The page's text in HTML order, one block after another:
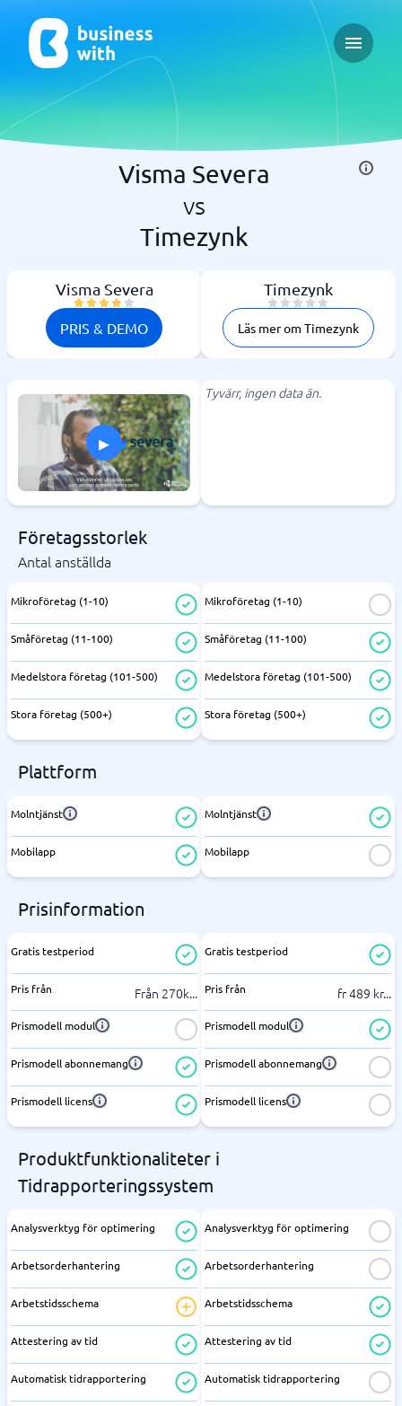
Open
Visma Severa
vs
Timezynk
Visma Severa
PRIS & DEMO
Timezynk
Läs mer om Timezynk
▸
Tyvärr, ingen data än.
Företagsstorlek
Antal anställda
Mikroföretag (1-10)
Småföretag (11-100)
Medelstora företag (101-500)
Stora företag (500+)
Mikroföretag (1-10)
Småföretag (11-100)
Medelstora företag (101-500)
Stora företag (500+)
Plattform
Molntjänst
Mobilapp
Molntjänst
Mobilapp
Prisinformation
Gratis testperiod
Pris från Från 270k...
Prismodell modul
Prismodell abonnemang
Prismodell licens
Gratis testperiod
Pris från fr 489 kr...
Prismodell modul
Prismodell abonnemang
Prismodell licens
Produktfunktionaliteter i
Tidrapporteringssystem
Analysverktyg för optimering
Arbetsorderhantering
Arbetstidsschema
Attestering av tid
Automatisk tidrapportering
Analysverktyg för optimering
Arbetsorderhantering
Arbetstidsschema
Attestering av tid
Automatisk tidrapportering